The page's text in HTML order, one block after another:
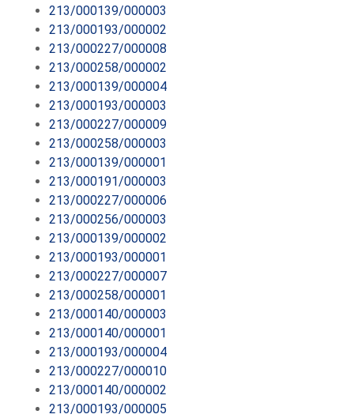
213/000139/000003
213/000193/000002
213/000227/000008
213/000258/000002
213/000139/000004
213/000193/000003
213/000227/000009
213/000258/000003
213/000139/000001
213/000191/000003
213/000227/000006
213/000256/000003
213/000139/000002
213/000193/000001
213/000227/000007
213/000258/000001
213/000140/000003
213/000140/000001
213/000193/000004
213/000227/000010
213/000140/000002
213/000193/000005